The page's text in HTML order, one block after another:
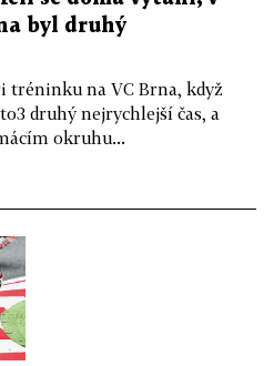
byl druhý
tréninku na VC Brna, když
druhý nejrychlejší čas, a
okruhu...